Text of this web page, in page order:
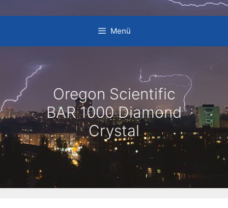
Menü
Oregon Scientific
BAR 1000 Diamond
Crystal